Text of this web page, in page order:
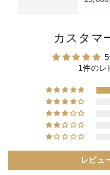
カスタマ
1件のレ
レビュ